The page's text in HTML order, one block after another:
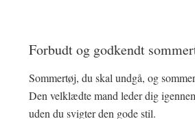
Forbudt og godkendt
Sommertøj, du skal undgå, og
Den velklædte mand leder dig
uden du svigter den gode stil.